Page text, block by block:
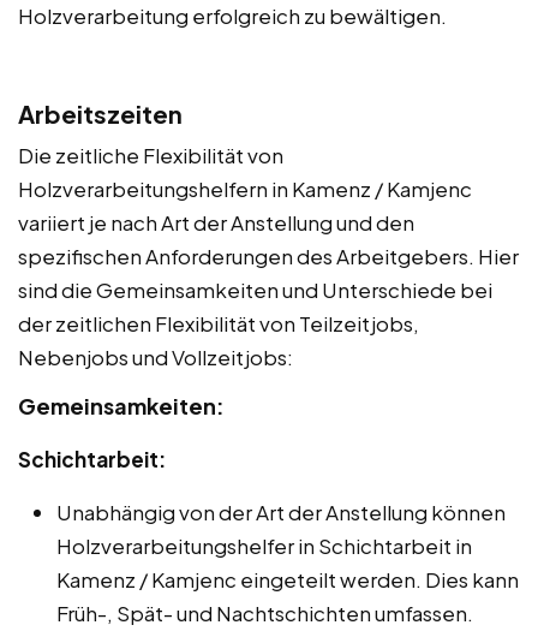
Holzverarbeitung erfolgreich zu bewältigen.
Arbeitszeiten
Die zeitliche Flexibilität von
Holzverarbeitungshelfern in Kamenz / Kamjenc
variiert je nach Art der Anstellung und den
spezifischen Anforderungen des Arbeitgebers. Hier
sind die Gemeinsamkeiten und Unterschiede bei
der zeitlichen Flexibilität von Teilzeitjobs,
Nebenjobs und Vollzeitjobs:
Gemeinsamkeiten:
Schichtarbeit:
Unabhängig von der Art der Anstellung können
Holzverarbeitungshelfer in Schichtarbeit in
Kamenz / Kamjenc eingeteilt werden. Dies kann
Früh-, Spät- und Nachtschichten umfassen.